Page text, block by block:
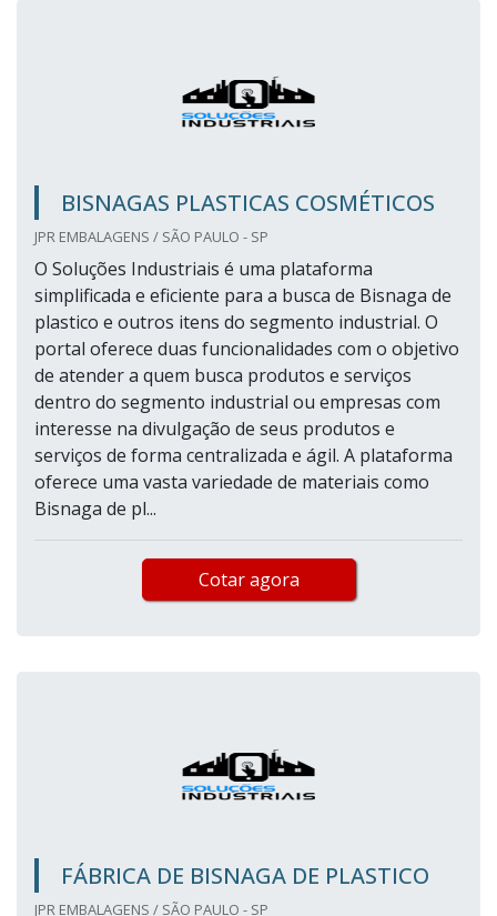
BISNAGAS PLASTICAS COSMÉTICOS
JPR EMBALAGENS / SÃO PAULO - SP
O Soluções Industriais é uma plataforma
simplificada e eficiente para a busca de Bisnaga de
plastico e outros itens do segmento industrial. O
portal oferece duas funcionalidades com o objetivo
de atender a quem busca produtos e serviços
dentro do segmento industrial ou empresas com
interesse na divulgação de seus produtos e
serviços de forma centralizada e ágil. A plataforma
oferece uma vasta variedade de materiais como
Bisnaga de pl...
Cotar agora
FÁBRICA DE BISNAGA DE PLASTICO
JPR EMBALAGENS / SÃO PAULO - SP